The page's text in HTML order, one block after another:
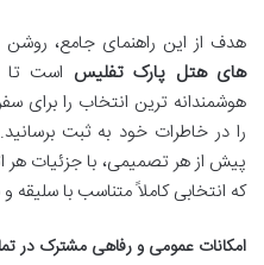
هدف از این راهنمای جامع،
های هتل پارک تفلیس است تا
هوشمندانه ترین انتخاب را برای
را در خاطرات خود به ثبت
پیش از هر تصمیمی، با جزئیات هر
که انتخابی کاملاً متناسب با سلیقه
امکانات عمومی و رفاهی مشترک در